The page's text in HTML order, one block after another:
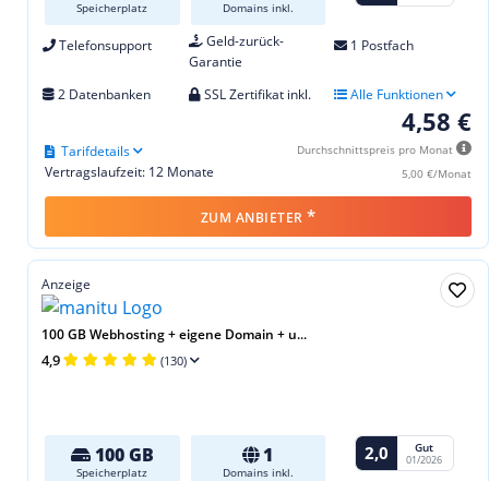
Speicherplatz Domains inkl.
Telefonsupport
Geld-zurück-
Garantie
1 Postfach
2 Datenbanken SSL Zertifikat inkl. Alle Funktionen
4,58 €
Durchschnittspreis pro Monat
5,00 €/Monat
Vertragslaufzeit: 12 Monate
Tarifdetails
ZUM ANBIETER *
Anzeige
100 GB Webhosting + eigene Domain + u...
4,9 (130)
100 GB
Speicherplatz
1
Domains inkl.
2,0 Gut
01/2026